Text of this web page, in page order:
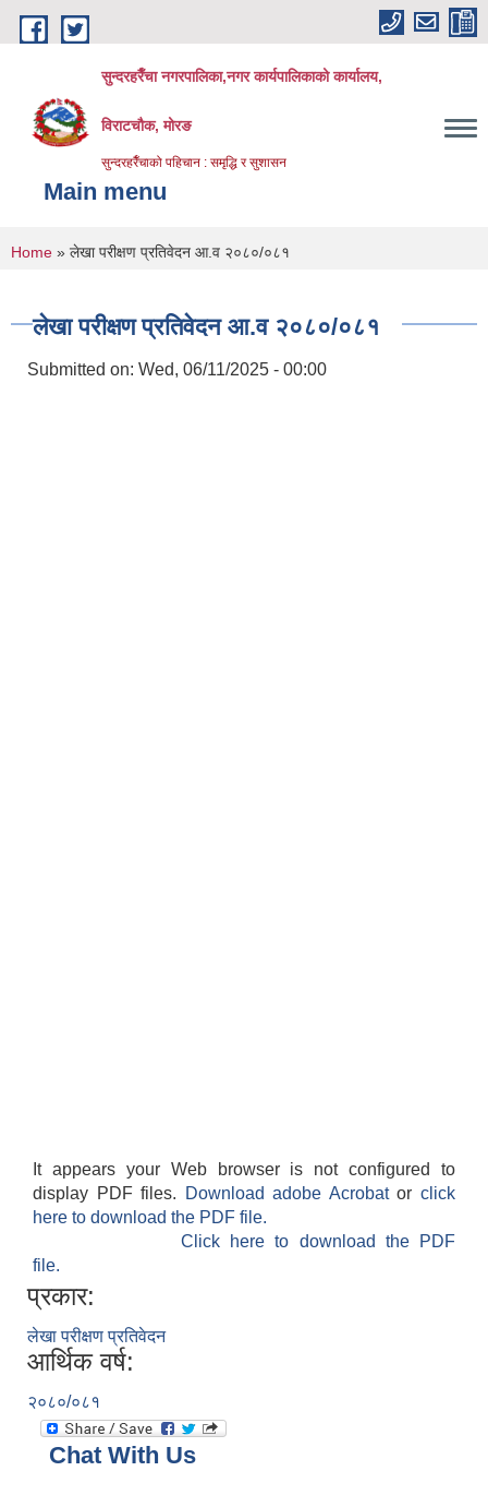
Skip to main content
सुन्दरहरैँचा नगरपालिका,नगर कार्यपालिकाको कार्यालय,
विराटचौक, मोरङ
सुन्दरहरैँचाको पहिचान : समृद्धि र सुशासन
Main menu
You are here
Home » लेखा परीक्षण प्रतिवेदन आ.व २०८०/०८१
लेखा परीक्षण प्रतिवेदन आ.व २०८०/०८१
Submitted on: Wed, 06/11/2025 - 00:00
It appears your Web browser is not configured to
display PDF files.
Download adobe Acrobatorclick
here to download the PDF file.
Click here to download the PDF
file.
प्रकार:
लेखा परीक्षण प्रतिवेदन
आर्थिक वर्ष:
२०८०/०८१
Chat With Us